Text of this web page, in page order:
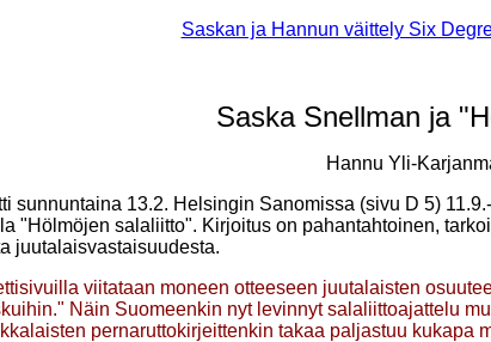
Saskan ja Hannun väittely Six
Saska Snellman ja
Hannu Yli-
sunnuntaina 13.2. Helsingin Sanomissa (sivu D 5)
"Hölmöjen salaliitto". Kirjoitus on pahantahtoinen,
juutalaisvastaisuudesta.
viitataan moneen otteeseen juutalaisten
Näin Suomeenkin nyt levinnyt salaliittoajattelu
pernaruttokirjeittenkin takaa paljastuu kukapa